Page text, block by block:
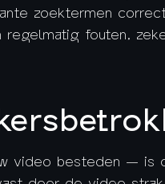
zoektermen
fouten,
video besteden — is